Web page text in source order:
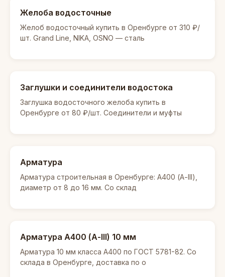
Желоба водосточные
Желоб водосточный купить в Оренбурге от 310 ₽/
шт. Grand Line, NIKA, OSNO — сталь
Заглушки и соединители водостока
Заглушка водосточного желоба купить в
Оренбурге от 80 ₽/шт. Соединители и муфты
Арматура
Арматура строительная в Оренбурге: А400 (А-III),
диаметр от 8 до 16 мм. Со склад
Арматура А400 (А-III) 10 мм
Арматура 10 мм класса А400 по ГОСТ 5781-82. Со
склада в Оренбурге, доставка по о